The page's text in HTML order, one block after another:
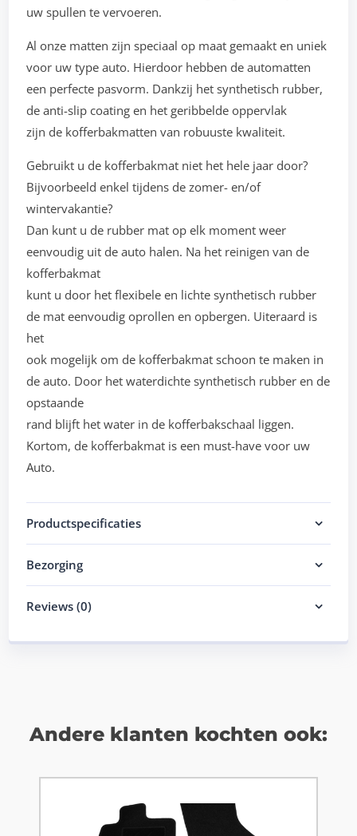
uw spullen te vervoeren.
Al onze matten zijn speciaal op maat gemaakt en uniek
voor uw type auto. Hierdoor hebben de automatten
een perfecte pasvorm. Dankzij het synthetisch rubber,
de anti-slip coating en het geribbelde oppervlak
zijn de kofferbakmatten van robuuste kwaliteit.
Gebruikt u de kofferbakmat niet het hele jaar door?
Bijvoorbeeld enkel tijdens de zomer- en/of
wintervakantie?
Dan kunt u de rubber mat op elk moment weer
eenvoudig uit de auto halen. Na het reinigen van de
kofferbakmat
kunt u door het flexibele en lichte synthetisch rubber
de mat eenvoudig oprollen en opbergen. Uiteraard is
het
ook mogelijk om de kofferbakmat schoon te maken in
de auto. Door het waterdichte synthetisch rubber en de
opstaande
rand blijft het water in de kofferbakschaal liggen.
Kortom, de kofferbakmat is een must-have voor uw
Auto.
Productspecificaties
Bezorging
Reviews (0)
Andere klanten kochten ook: